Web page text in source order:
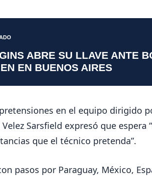
ABRE SU LLAVE ANTE
EN BUENOS AIRES
en el equipo dirigido
Sarsfield expresó que
que el técnico pretenda”.
pasos por Paraguay, México,